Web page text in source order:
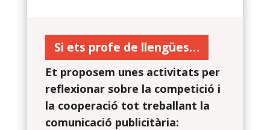
Si ets profe de llengües…
Et proposem unes activitats per
reflexionar sobre la competició i
la cooperació tot treballant la
comunicació publicitària: